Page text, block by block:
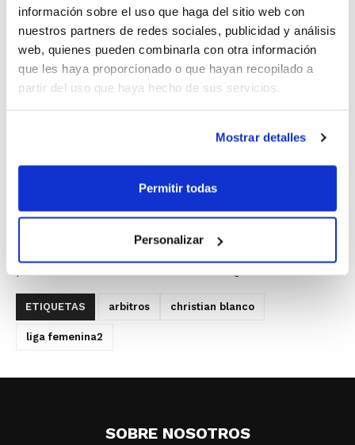
información sobre el uso que haga del sitio web con
nuestros partners de redes sociales, publicidad y análisis
web, quienes pueden combinarla con otra información
que les haya proporcionado o que hayan recopilado a
partir del uso que haya hecho de sus servicios.
Mostrar detalles
Permitir todas
Personalizar
El árbitro de la FBCV Christian Blanco fue uno de los
encargados de dirigir los encuentros más decisivos de
Ibaizábal y Clickseguros Casablanca, en el que el
vencedor conseguiría automáticamente el ascenso a la
máxima categoría del baloncesto femenino.
mientras que Universidad del País Vasco logró la otra
ETIQUETAS arbitros christian blanco
liga femenina2
SOBRE NOSOTROS